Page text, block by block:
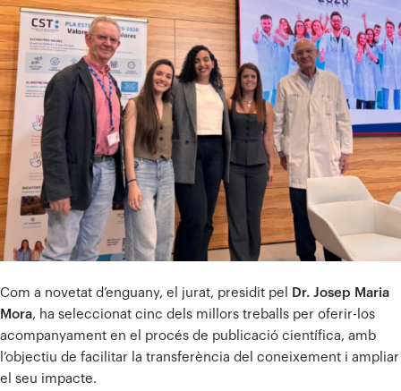
Com a novetat d’enguany, el jurat, presidit pel
Dr. Josep Maria
Mora, ha seleccionat cinc dels millors treballs per oferir-los
acompanyament en el procés de publicació científica, amb
l’objectiu de facilitar la transferència del coneixement i ampliar
el seu impacte.